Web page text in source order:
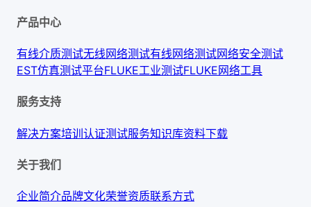
产品中心
有线介质测试无线网络测试有线网络测试网络安全测试
EST仿真测试平台FLUKE工业测试FLUKE网络工具
服务支持
解决方案培训认证测试服务知识库资料下载
关于我们
企业简介品牌文化荣誉资质联系方式